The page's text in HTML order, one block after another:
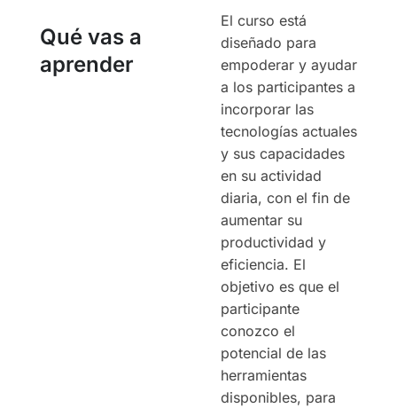
Qué vas a
aprender
El curso está
diseñado para
empoderar y ayudar
a los participantes a
incorporar las
tecnologías actuales
y sus capacidades
en su actividad
diaria, con el fin de
aumentar su
productividad y
eficiencia. El
objetivo es que el
participante
conozco el
potencial de las
herramientas
disponibles, para